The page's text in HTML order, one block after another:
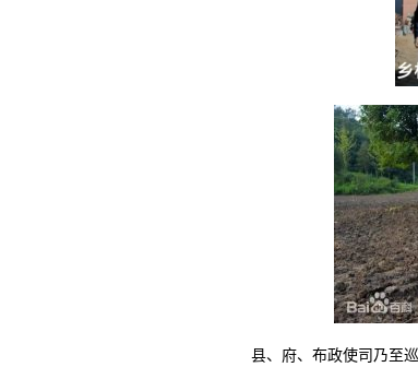
县、府、布政使司乃至